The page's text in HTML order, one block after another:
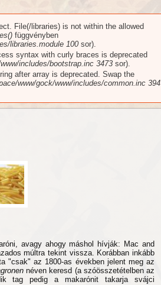
File(/libraries) is not within the allowed
függvényben
libraries.module 100 sor).
syntax with curly braces is deprecated
includes/bootstrap.inc 3473 sor).
after array is deprecated. Swap the
www/gock/www/includes/common.inc 394
avagy ahogy máshol hívják: Mac and
múltra tekint vissza. Korábban inkább
"csak" az 1800-as években jelent meg az
néven keresd (a szóösszetételben az
tag pedig a makarónit takarja svájci